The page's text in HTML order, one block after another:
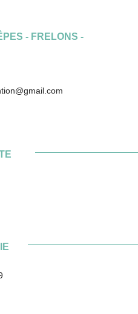
- FRELONS -